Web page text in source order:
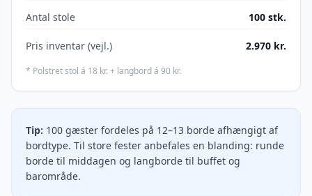
Antal stole 100 stk.
Pris inventar (vejl.) 2.970 kr.
* Polstret stol á 18 kr. + langbord á 90 kr.
Tip: 100 gæster fordeles på 12–13 borde afhængigt af
bordtype. Til store fester anbefales en blanding: runde
borde til middagen og langborde til buffet og
barområde.